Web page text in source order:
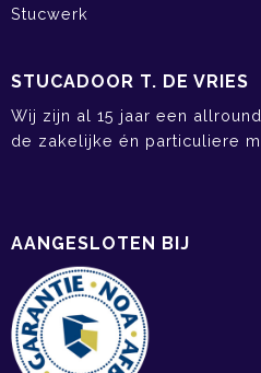
Stucwerk
STUCADOOR T. DE VRIES
Wij zijn al 15 jaar een
de zakelijke én particuliere
AANGESLOTEN BIJ